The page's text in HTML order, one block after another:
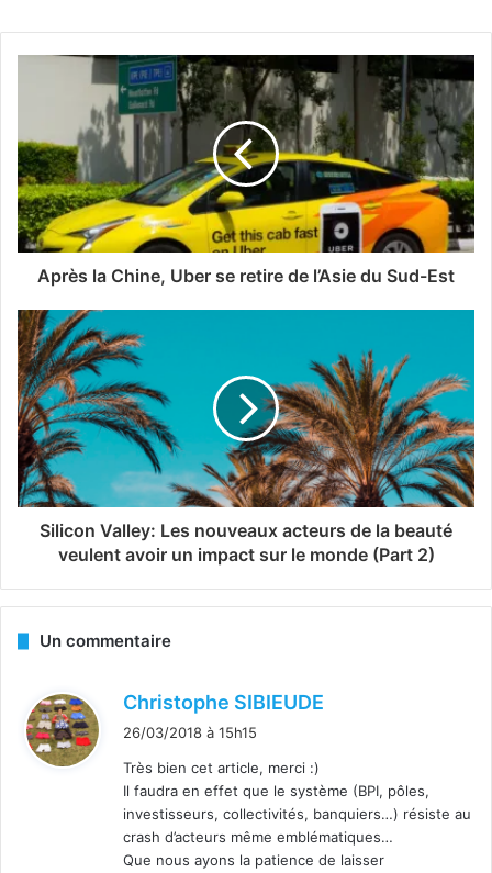
Après la Chine, Uber se retire de l’Asie du Sud-Est
Silicon Valley: Les nouveaux acteurs de la beauté
veulent avoir un impact sur le monde (Part 2)
Un commentaire
Christophe SIBIEUDE
:
26/03/2018 à 15h15
Très bien cet article, merci :)
Il faudra en effet que le système (BPI, pôles,
investisseurs, collectivités, banquiers…) résiste au
crash d’acteurs même emblématiques…
Que nous ayons la patience de laisser